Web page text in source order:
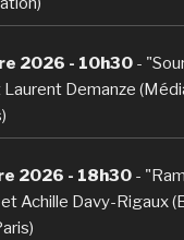
2026 - 10h30 -
Demanze
2026 - 18h30 -
et Achille Davy-Rigaux